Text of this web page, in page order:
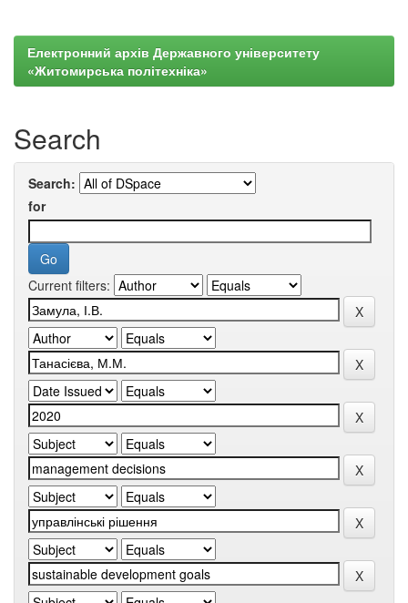
Електронний архів Державного університету
«Житомирська політехніка»
Search
Search:
for
Current filters: